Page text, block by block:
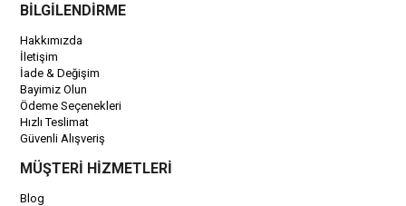
BİLGİLENDİRME
Hakkımızda
İletişim
İade & Değişim
Bayimiz Olun
Ödeme Seçenekleri
Hızlı Teslimat
Güvenli Alışveriş
MÜŞTERİ HİZMETLERİ
Blog